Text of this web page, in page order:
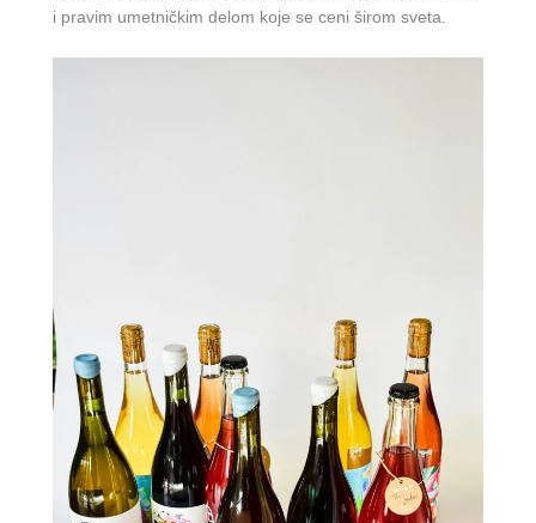
i pravim umetničkim delom koje se ceni širom sveta.